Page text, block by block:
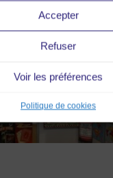
Accepter
Refuser
Voir les préférences
Politique de cookies